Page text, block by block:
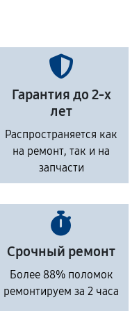
Гарантия до 2-х
лет
Распространяется как
на ремонт, так и на
запчасти
Срочный ремонт
Более 88% поломок
ремонтируем за 2 часа